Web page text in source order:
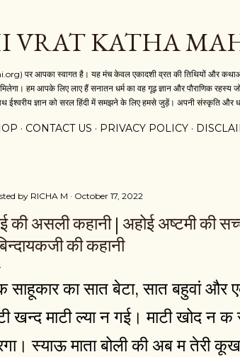
VRAT KATHA
पर आपका स्वागत है। यह मंच केवल एकादशी व्रत की तिथियों और
मिलेगा। हम आपके लिए लाए हैं सनातन धर्म का वह गूढ़ ज्ञान और पौराणिक रहस्य
ईश्वरीय ज्ञान को सरल हिंदी में समझने के लिए हमसे जुड़ें। अपनी संस्कृति और
CONTACT US PRIVACY POLICY
by RICHA M October 17, 2022
की असली कहानी | अहोई अष्टमी की
की कहानी
साहूकार का सात बेटा, सात बहुवां और
खन्द माटी ल्या न गई। माटी खोद न
स्याऊ माता बोली की अब म तेरीकूख